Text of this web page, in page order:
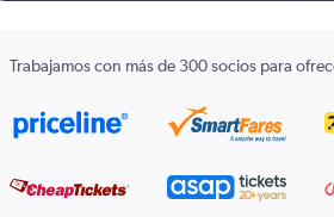
Trabajamos con más de 300 socios para